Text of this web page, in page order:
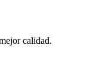
calidad.